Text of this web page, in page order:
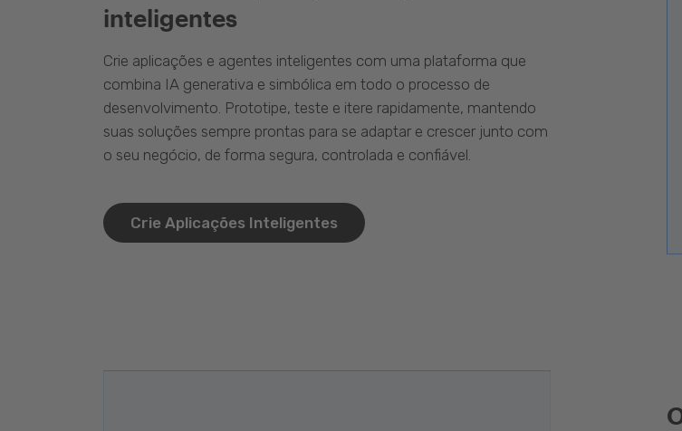
inteligentes
Crie aplicações e agentes inteligentes com uma plataforma que
combina IA generativa e simbólica em todo o processo de
desenvolvimento. Prototipe, teste e itere rapidamente, mantendo
suas soluções sempre prontas para se adaptar e crescer junto com
o seu negócio, de forma segura, controlada e confiável.
Crie Aplicações Inteligentes